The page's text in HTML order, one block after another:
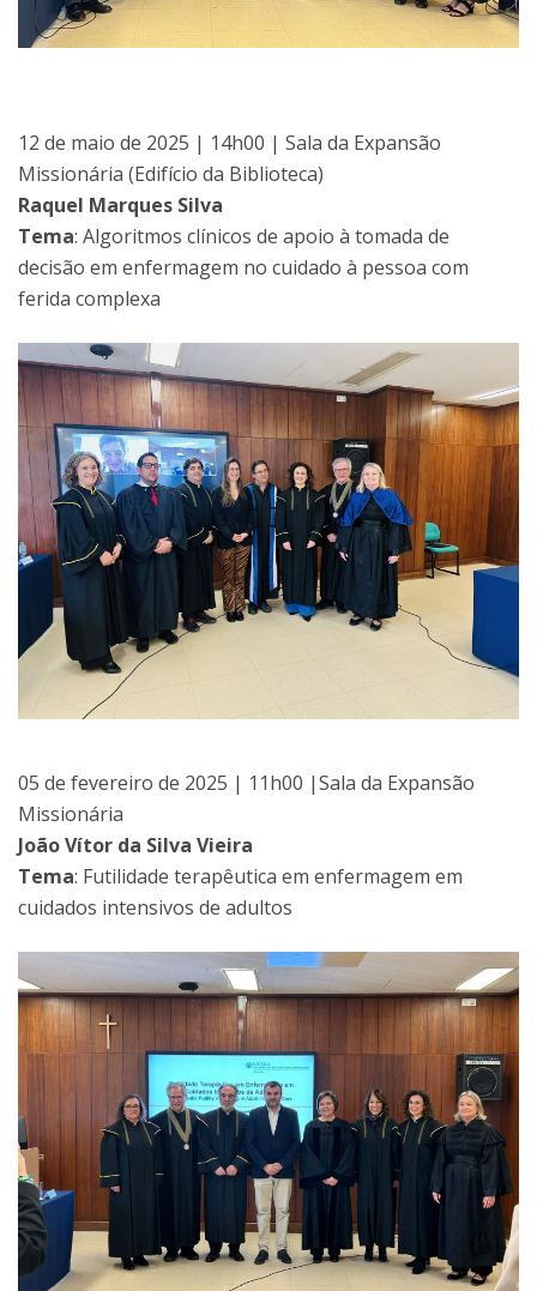
12 de maio de 2025 | 14h00 | Sala da Expansão
Missionária (Edifício da Biblioteca)
Raquel Marques Silva
Tema: Algoritmos clínicos de apoio à tomada de
decisão em enfermagem no cuidado à pessoa com
ferida complexa
05 de fevereiro de 2025 | 11h00 |Sala da Expansão
Missionária
João Vítor da Silva Vieira
Tema: Futilidade terapêutica em enfermagem em
cuidados intensivos de adultos